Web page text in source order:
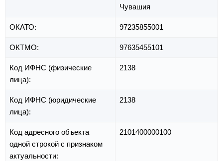
Чувашия
ОКАТО: 97235855001
ОКТМО: 97635455101
Код ИФНС (физические
лица):
2138
Код ИФНС (юридические
лица):
2138
Код адресного объекта
одной строкой с признаком
актуальности:
2101400000100